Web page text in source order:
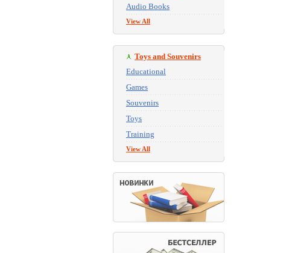
Audio Books
View All
Toys and Souvenirs
Educational
Games
Souvenirs
Toys
Training
View All